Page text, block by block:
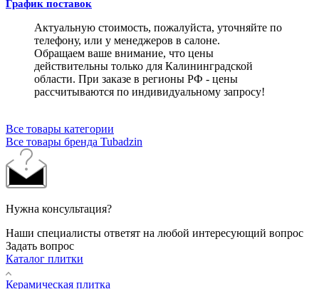
График поставок
Актуальную стоимость, пожалуйста, уточняйте по
телефону, или у менеджеров в салоне.
Обращаем ваше внимание, что цены
действительны только для Калининградской
области. При заказе в регионы РФ - цены
рассчитываются по индивидуальному запросу!
Все товары категории
Все товары бренда Tubadzin
Нужна консультация?
Наши специалисты ответят на любой интересующий вопрос
Задать вопрос
Каталог плитки
Керамическая плитка